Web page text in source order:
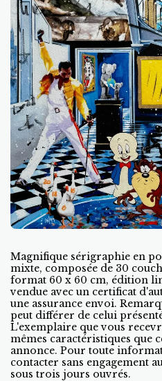
Magnifique sérigraphie en
mixte, composée de 30
format 60 x 60 cm, édition
vendue avec un certificat
une assurance envoi.
peut différer de celui
L'exemplaire que vous
mêmes caractéristiques que
annonce. Pour toute
contacter sans engagement
sous trois jours ouvrés.